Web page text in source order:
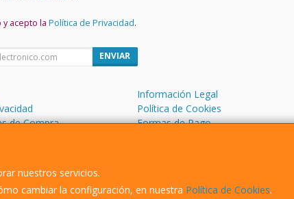
nuestros servicios.
cambiar la configuración, en nuestra Política de Cookies.
acepto la Política de Privacidad.
ENVIAR
Información Legal
Política de Cookies
de Compra
Formas de Pago
, , , , España. - C.I.F.: B43109529 - Tfno: